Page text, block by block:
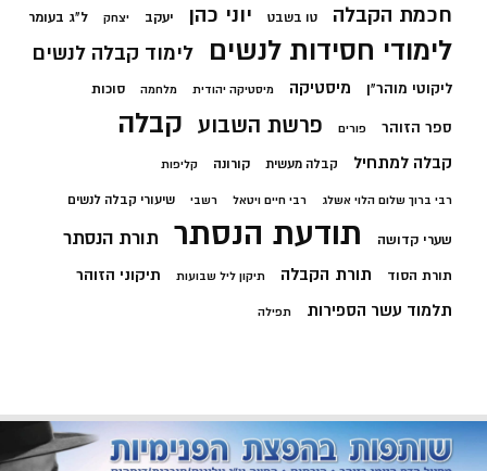
חכמת הקבלה טו בשבט יוני כהן יעקב יצחק ל"ג בעומר
לימודי חסידות לנשים לימוד קבלה לנשים
ליקוטי מוהר"ן מיסטיקה מיסטיקה יהודית מלחמה סוכות
ספר הזוהר פורים פרשת השבוע קבלה
קבלה למתחיל קבלה מעשית קורונה קליפות
רבי ברוך שלום הלוי אשלג רבי חיים ויטאל רשבי שיעורי קבלה לנשים
שערי קדושה תודעת הנסתר תורת הנסתר
תורת הסוד תורת הקבלה תיקון ליל שבועות תיקוני הזוהר
תלמוד עשר הספירות תפילה